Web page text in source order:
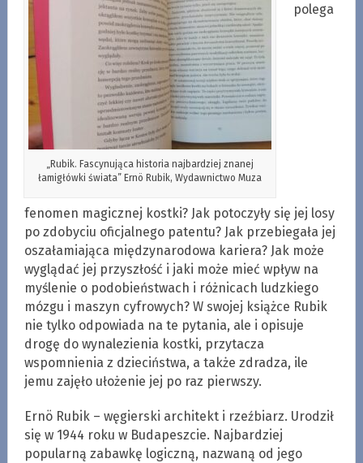
„Rubik. Fascynująca historia najbardziej znanej
łamigłówki świata” Ernö Rubik, Wydawnictwo Muza
polega
fenomen magicznej kostki? Jak potoczyły się jej losy
po zdobyciu oficjalnego patentu? Jak przebiegała jej
oszałamiająca międzynarodowa kariera? Jak może
wyglądać jej przyszłość i jaki może mieć wpływ na
myślenie o podobieństwach i różnicach ludzkiego
mózgu i maszyn cyfrowych? W swojej książce Rubik
nie tylko odpowiada na te pytania, ale i opisuje
drogę do wynalezienia kostki, przytacza
wspomnienia z dzieciństwa, a także zdradza, ile
jemu zajęło ułożenie jej po raz pierwszy.
Ernö Rubik – węgierski architekt i rzeźbiarz. Urodził
się w 1944 roku w Budapeszcie. Najbardziej
popularną zabawkę logiczną, nazwaną od jego